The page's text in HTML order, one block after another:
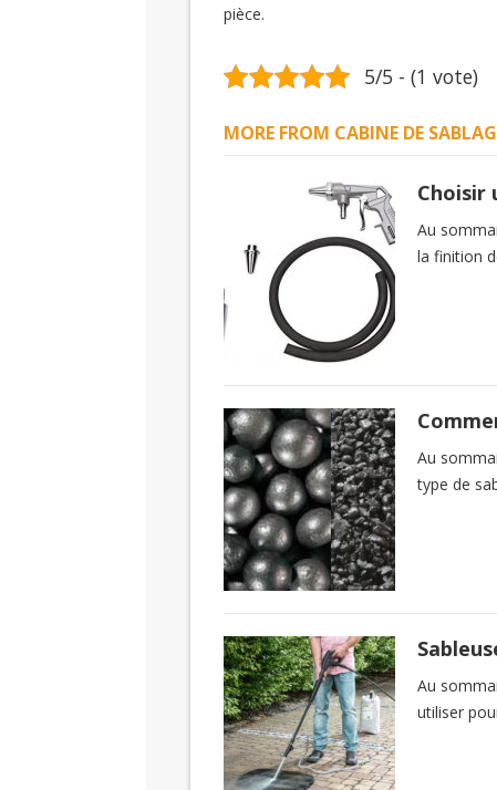
pièce.
5/5 - (1 vote)
MORE FROM CABINE DE
Choisir
Au
la finition
Au
type de
Au
utiliser